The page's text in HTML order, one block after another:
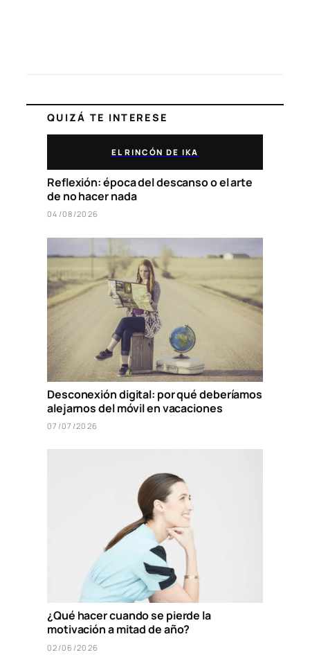
QUIZÁ TE INTERESE
EL RINCÓN DE IKA
Reflexión: época del descanso o el arte
de no hacer nada
04/08/2026
Desconexión digital: por qué deberíamos
alejarnos del móvil en vacaciones
07/07/2026
¿Qué hacer cuando se pierde la
motivación a mitad de año?
02/06/2026